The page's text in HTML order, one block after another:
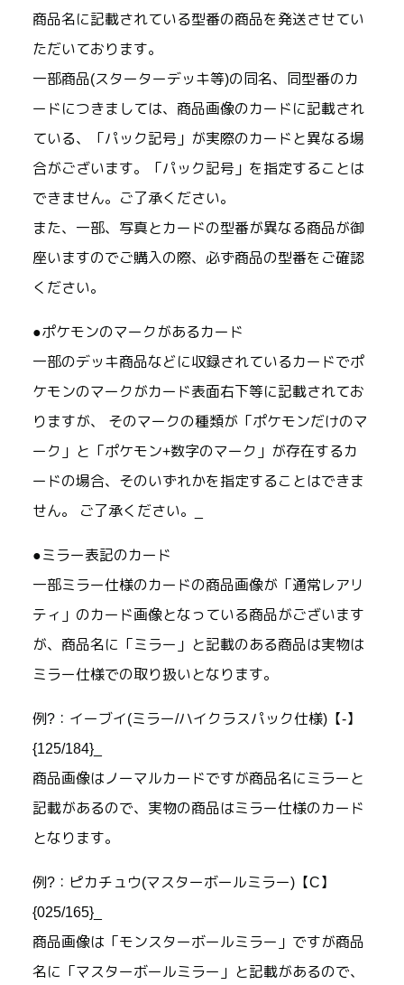
商品名に記載されている型番の商品を発送させてい
ただいております。
一部商品(スターターデッキ等)の同名、同型番のカ
ードにつきましては、商品画像のカードに記載され
ている、「パック記号」が実際のカードと異なる場
合がございます。「パック記号」を指定することは
できません。ご了承ください。
また、一部、写真とカードの型番が異なる商品が御
座いますのでご購入の際、必ず商品の型番をご確認
ください。
●ポケモンのマークがあるカード
一部のデッキ商品などに収録されているカードでポ
ケモンのマークがカード表面右下等に記載されてお
りますが、 そのマークの種類が「ポケモンだけのマ
ーク」と「ポケモン+数字のマーク」が存在するカ
ードの場合、そのいずれかを指定することはできま
せん。 ご了承ください。_
●ミラー表記のカード
一部ミラー仕様のカードの商品画像が「通常レアリ
ティ」のカード画像となっている商品がございます
が、商品名に「ミラー」と記載のある商品は実物は
ミラー仕様での取り扱いとなります。
例?：イーブイ(ミラー/ハイクラスパック仕様)【-】
{125/184}_
商品画像はノーマルカードですが商品名にミラーと
記載があるので、実物の商品はミラー仕様のカード
となります。
例?：ピカチュウ(マスターボールミラー)【C】
{025/165}_
商品画像は「モンスターボールミラー」ですが商品
名に「マスターボールミラー」と記載があるので、